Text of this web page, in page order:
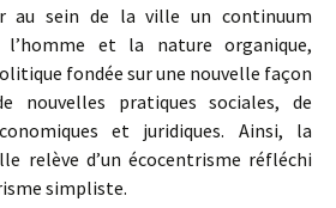
au sein de la ville un continuum
l’homme et la nature organique,
fondée sur une nouvelle façon
nouvelles pratiques sociales, de
et juridiques. Ainsi, la
relève d’un écocentrisme réfléchi
simpliste.